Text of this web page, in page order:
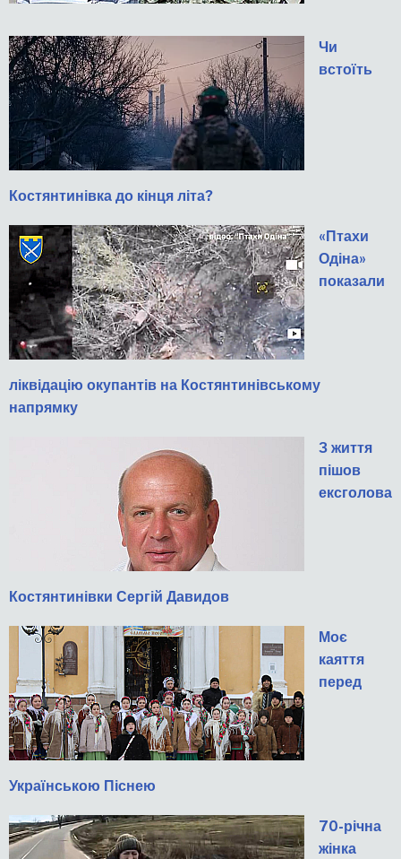
Чи
встоїть
Костянтинівка до кінця літа?
«Птахи
Одіна»
показали
ліквідацію окупантів на Костянтинівському
напрямку
З життя
пішов
ексголова
Костянтинівки Сергій Давидов
Моє
каяття
перед
Українською Піснею
70-річна
жінка